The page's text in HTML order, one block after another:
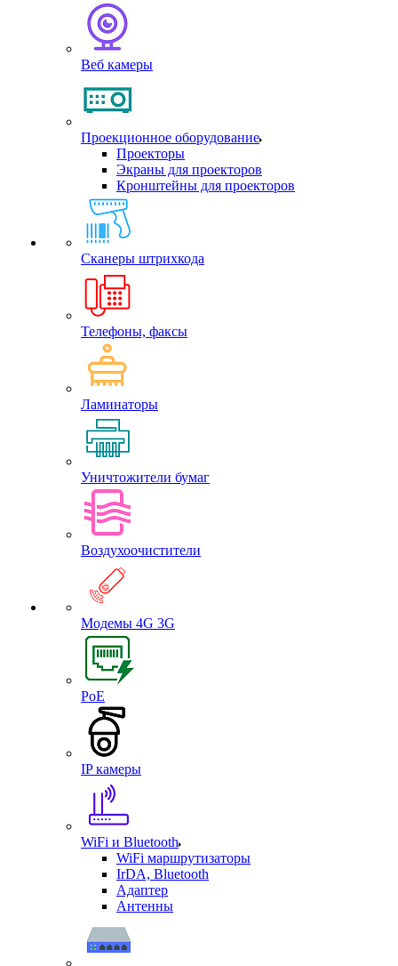
Веб камеры
Проекционное оборудование
Проекторы
Экраны для проекторов
Кронштейны для проекторов
Сканеры штрихкода
Телефоны, факсы
Ламинаторы
Уничтожители бумаг
Воздухоочистители
Модемы 4G 3G
PoE
IP камеры
WiFi и Bluetooth
WiFi маршрутизаторы
IrDA, Bluetooth
Адаптер
Антенны